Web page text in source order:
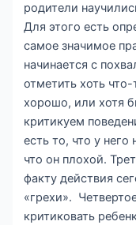
родители
Для этого есть
самое значимое
начинается с
отметить хоть
хорошо, или хотя
критикуем
есть то, что у него
что он плохой.
факту действия
«грехи».
критиковать